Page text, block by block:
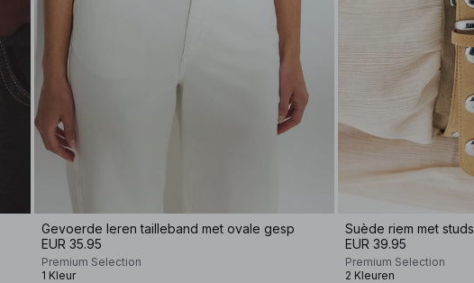
Gevoerde leren tailleband met ovale gesp
EUR 35.95
Premium Selection
1 Kleur
Suède riem met studs
EUR 39.95
Premium Selection
2 Kleuren